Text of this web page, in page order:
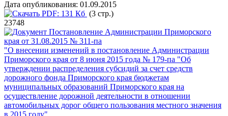
Дата опубликования: 01.09.2015
PDF: 131 Кб (3 стр.)
23748
Постановление Администрации Приморского
края от 31.08.2015 № 311-па
"О внесении изменений в постановление Администрации
Приморского края от 8 июня 2015 года № 179-па "Об
утверждении распределения субсидий за счет средств
дорожного фонда Приморского края бюджетам
муниципальных образований Приморского края на
осуществление дорожной деятельности в отношении
автомобильных дорог общего пользования местного значения
в 2015 году"